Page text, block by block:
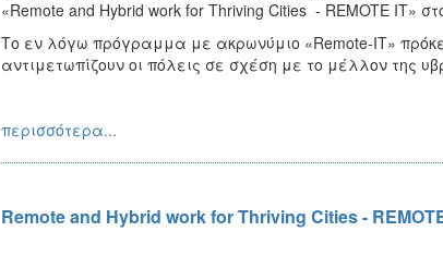
«Remote and Hybrid work for Thriving Cities - REMOTE IT»
Το εν λόγω πρόγραμμα με ακρωνύμιο «Remote-IT»
αντιμετωπίζουν οι πόλεις σε σχέση με το μέλλον της
περισσότερα...
Remote and Hybrid work for Thriving Cities -